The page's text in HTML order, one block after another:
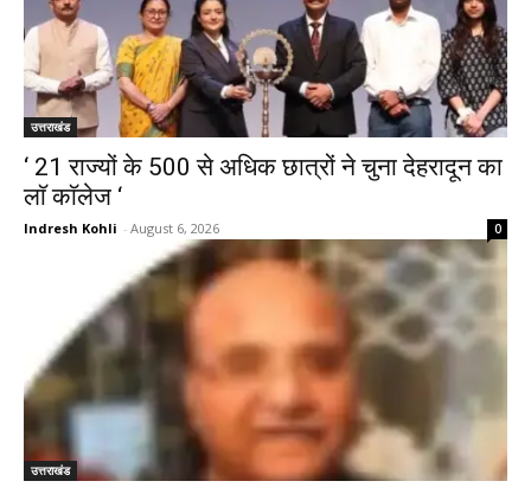
उत्तराखंड
‘ 21 राज्यों के 500 से अधिक छात्रों ने चुना देहरादून का
लाॅ काॅलेज ‘
Indresh Kohli - August 6, 2026 0
उत्तराखंड